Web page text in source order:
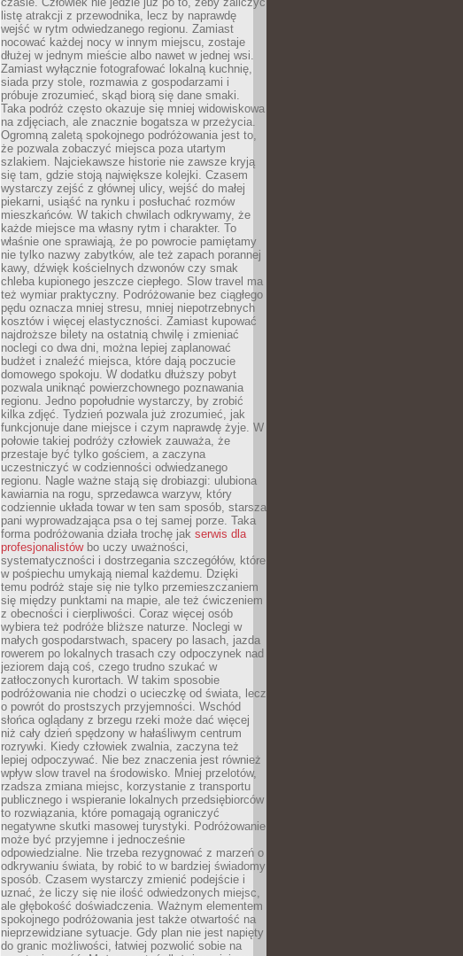
listę atrakcji z przewodnika, lecz by naprawdę
wejść w rytm odwiedzanego regionu. Zamiast
nocować każdej nocy w innym miejscu, zostaje
dłużej w jednym mieście albo nawet w jednej wsi.
Zamiast wyłącznie fotografować lokalną kuchnię,
siada przy stole, rozmawia z gospodarzami i
próbuje zrozumieć, skąd biorą się dane smaki.
Taka podróż często okazuje się mniej widowiskowa
na zdjęciach, ale znacznie bogatsza w przeżycia.
Ogromną zaletą spokojnego podróżowania jest to,
że pozwala zobaczyć miejsca poza utartym
szlakiem. Najciekawsze historie nie zawsze kryją
się tam, gdzie stoją największe kolejki. Czasem
wystarczy zejść z głównej ulicy, wejść do małej
piekarni, usiąść na rynku i posłuchać rozmów
mieszkańców. W takich chwilach odkrywamy, że
każde miejsce ma własny rytm i charakter. To
właśnie one sprawiają, że po powrocie pamiętamy
nie tylko nazwy zabytków, ale też zapach porannej
kawy, dźwięk kościelnych dzwonów czy smak
chleba kupionego jeszcze ciepłego. Slow travel ma
też wymiar praktyczny. Podróżowanie bez ciągłego
pędu oznacza mniej stresu, mniej niepotrzebnych
kosztów i więcej elastyczności. Zamiast kupować
najdroższe bilety na ostatnią chwilę i zmieniać
noclegi co dwa dni, można lepiej zaplanować
budżet i znaleźć miejsca, które dają poczucie
domowego spokoju. W dodatku dłuższy pobyt
pozwala uniknąć powierzchownego poznawania
regionu. Jedno popołudnie wystarczy, by zrobić
kilka zdjęć. Tydzień pozwala już zrozumieć, jak
funkcjonuje dane miejsce i czym naprawdę żyje. W
połowie takiej podróży człowiek zauważa, że
przestaje być tylko gościem, a zaczyna
uczestniczyć w codzienności odwiedzanego
regionu. Nagle ważne stają się drobiazgi: ulubiona
kawiarnia na rogu, sprzedawca warzyw, który
codziennie układa towar w ten sam sposób, starsza
pani wyprowadzająca psa o tej samej porze. Taka
forma podróżowania działa trochę jak serwis dla
profesjonalistówbo uczy uważności,
systematyczności i dostrzegania szczegółów, które
w pośpiechu umykają niemal każdemu. Dzięki
temu podróż staje się nie tylko przemieszczaniem
się między punktami na mapie, ale też ćwiczeniem
z obecności i cierpliwości. Coraz więcej osób
wybiera też podróże bliższe naturze. Noclegi w
małych gospodarstwach, spacery po lasach, jazda
rowerem po lokalnych trasach czy odpoczynek nad
jeziorem dają coś, czego trudno szukać w
zatłoczonych kurortach. W takim sposobie
podróżowania nie chodzi o ucieczkę od świata, lecz
o powrót do prostszych przyjemności. Wschód
słońca oglądany z brzegu rzeki może dać więcej
niż cały dzień spędzony w hałaśliwym centrum
rozrywki. Kiedy człowiek zwalnia, zaczyna też
lepiej odpoczywać. Nie bez znaczenia jest również
wpływ slow travel na środowisko. Mniej przelotów,
rzadsza zmiana miejsc, korzystanie z transportu
publicznego i wspieranie lokalnych przedsiębiorców
to rozwiązania, które pomagają ograniczyć
negatywne skutki masowej turystyki. Podróżowanie
może być przyjemne i jednocześnie
odpowiedzialne. Nie trzeba rezygnować z marzeń o
odkrywaniu świata, by robić to w bardziej świadomy
sposób. Czasem wystarczy zmienić podejście i
uznać, że liczy się nie ilość odwiedzonych miejsc,
ale głębokość doświadczenia. Ważnym elementem
spokojnego podróżowania jest także otwartość na
nieprzewidziane sytuacje. Gdy plan nie jest napięty
do granic możliwości, łatwiej pozwolić sobie na